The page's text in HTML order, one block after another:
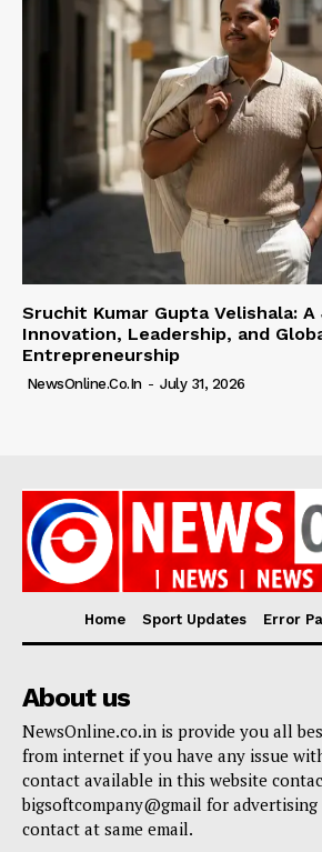
Sruchit Kumar Gupta Velishala:
Innovation, Leadership, and
Entrepreneurship
NewsOnline.co.in - July 31, 2026
Home Sport Updates Error
About us
NewsOnline.co.in is provide you all
from internet if you have any issue
contact available in this website
bigsoftcompany@gmail for
contact at same email.